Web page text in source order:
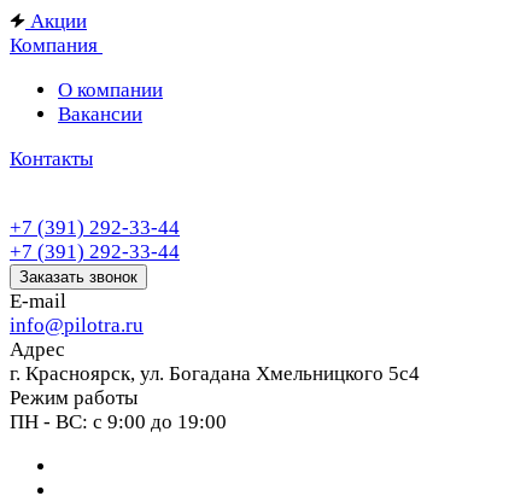
Акции
Компания
О компании
Вакансии
Контакты
+7 (391) 292-33-44
+7 (391) 292-33-44
Заказать звонок
E-mail
info@pilotra.ru
Адрес
г. Красноярск, ул. Богадана Хмельницкого 5с4
Режим работы
ПН - ВС: с 9:00 до 19:00